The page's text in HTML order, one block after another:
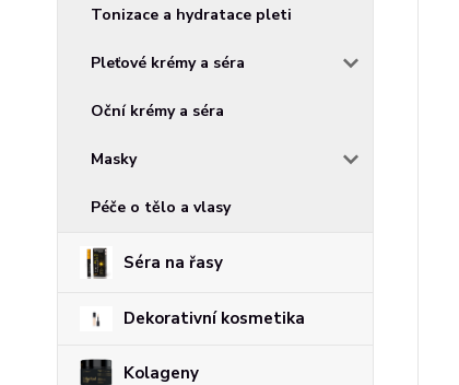
Tonizace a hydratace pleti
Pleťové krémy a séra
Oční krémy a séra
Masky
Péče o tělo a vlasy
Séra na řasy
Dekorativní kosmetika
Kolageny